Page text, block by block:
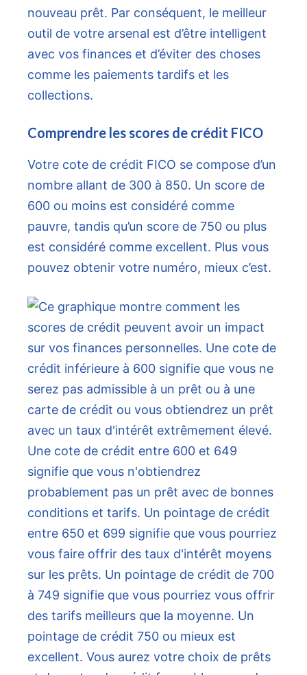
nouveau prêt. Par conséquent, le meilleur
outil de votre arsenal est d’être intelligent
avec vos finances et d’éviter des choses
comme les paiements tardifs et les
collections.
Comprendre les scores de crédit FICO
Votre cote de crédit FICO se compose d’un
nombre allant de 300 à 850. Un score de
600 ou moins est considéré comme
pauvre, tandis qu’un score de 750 ou plus
est considéré comme excellent. Plus vous
pouvez obtenir votre numéro, mieux c’est.